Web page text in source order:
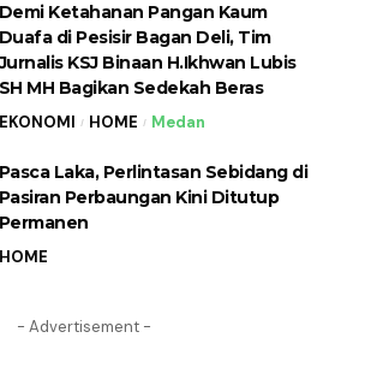
Demi Ketahanan Pangan Kaum
Duafa di Pesisir Bagan Deli, Tim
KSJ Binaan H.Ikhwan Lubis
SH MH Bagikan Sedekah Beras
EKONOMI HOME Medan
Pasca Laka, Perlintasan Sebidang di
Pasiran Perbaungan Kini Ditutup
Permanen
HOME
- Advertisement -